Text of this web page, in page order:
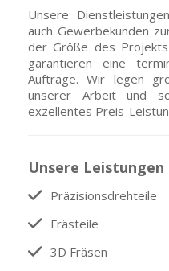
Unsere
auch Gewerbekunden
der Größe des
garantieren eine
Aufträge. Wir legen
unserer Arbeit und
exzellentes Preis-
Unsere
Präzisionsdrehteile
Frästeile
3D Fräsen